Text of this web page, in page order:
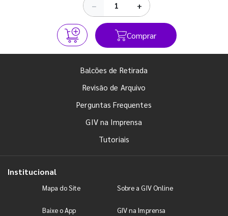
− +
Comprar
Balcões de Retirada
Revisão de Arquivo
Perguntas Frequentes
GIV na Imprensa
Tutoriais
Institucional
Mapa do Site Sobre a GIV Online
Baixe o App GIV na Imprensa